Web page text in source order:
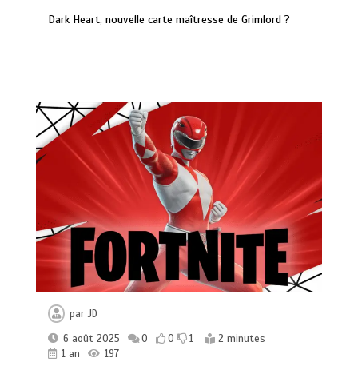
Dark Heart, nouvelle carte maîtresse de Grimlord ?
parJD
6 août 2025
0 0 1
2 minutes
1 an
197